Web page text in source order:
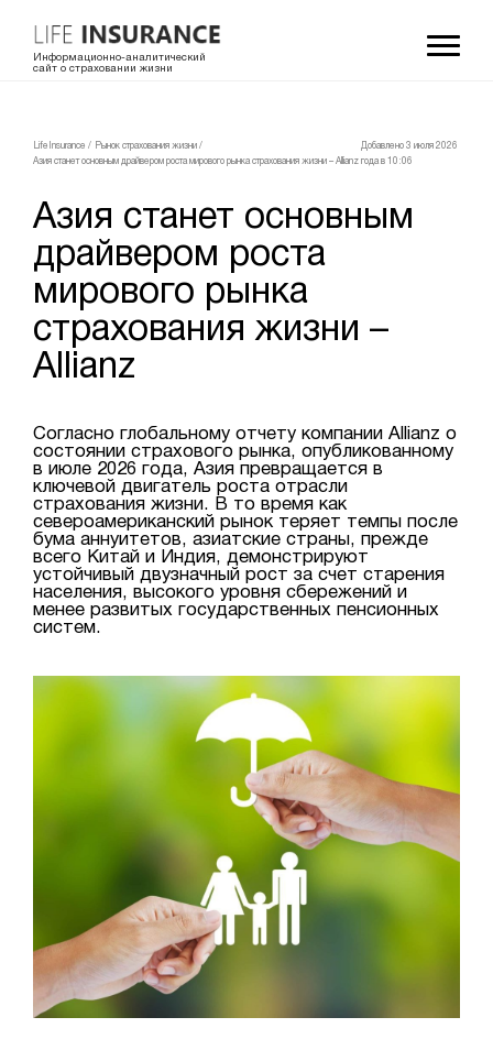
Информационно-аналитический
сайт о страховании жизни
LifeInsurance / Рынок страхования жизни /
Азия станет основным драйвером роста мирового рынка страхования жизни – Allianz
Добавлено 3 июля 2026
года в 10:06
Азия станет основным
драйвером роста
мирового рынка
страхования жизни –
Allianz
Согласно глобальному отчету компании Allianz о
состоянии страхового рынка, опубликованному
в июле 2026 года, Азия превращается в
ключевой двигатель роста отрасли
страхования жизни. В то время как
североамериканский рынок теряет темпы после
бума аннуитетов, азиатские страны, прежде
всего Китай и Индия, демонстрируют
устойчивый двузначный рост за счет старения
населения, высокого уровня сбережений и
менее развитых государственных пенсионных
систем.